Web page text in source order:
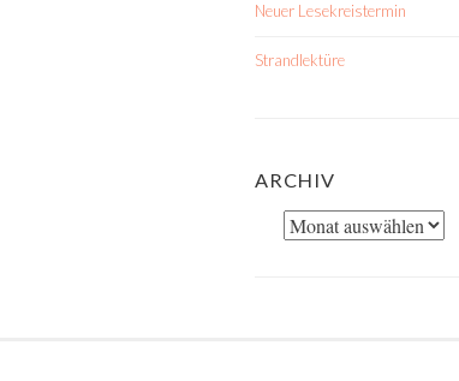
Neuer Lesekreistermin
Strandlektüre
ARCHIV
Archiv